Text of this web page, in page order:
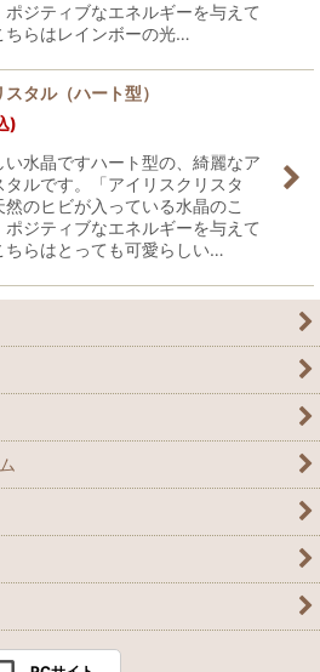
ポジティブなエネルギーを与えて
ちらはレインボーの光…
タル（ハート型）
)
い水晶ですハート型の、綺麗なア
タルです。「アイリスクリスタ
然のヒビが入っている水晶のこ
ポジティブなエネルギーを与えて
ちらはとっても可愛らしい…